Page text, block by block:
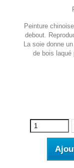
Peinture
debout.
La soie donne
de bois laqué